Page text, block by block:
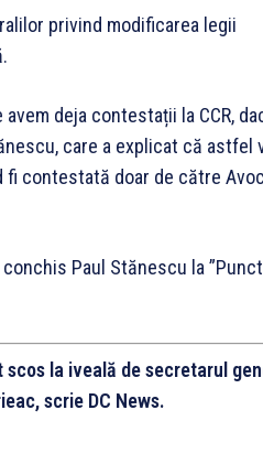
privind modificarea legii
deja contestații la CCR,
care a explicat că astfel
fi contestată doar de către
Paul Stănescu la
la iveală de secretarul
scrie DC News.